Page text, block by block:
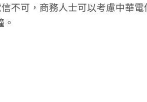
不可，商務人士可以考慮中華